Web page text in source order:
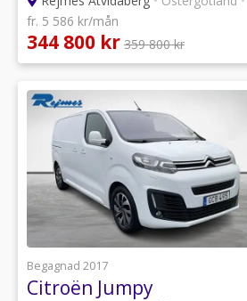
fr. 5 586 kr/mån
344 800 kr 359 800 kr
Begagnad 2017
Citroën Jumpy